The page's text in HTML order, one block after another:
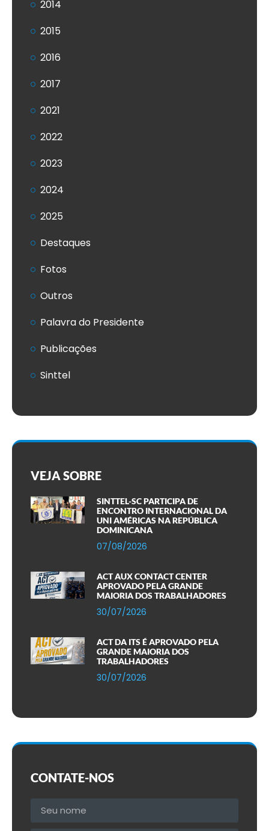
2014
2015
2016
2017
2021
2022
2023
2024
2025
Destaques
Fotos
Outros
Palavra do Presidente
Publicações
Sinttel
VEJA SOBRE
SINTTEL-SC PARTICIPA DE
ENCONTRO INTERNACIONAL DA
UNI AMÉRICAS NA REPÚBLICA
DOMINICANA
07/08/2026
ACT AUX CONTACT CENTER
APROVADO PELA GRANDE
MAIORIA DOS TRABALHADORES
30/07/2026
ACT DA ITS É APROVADO PELA
GRANDE MAIORIA DOS
TRABALHADORES
30/07/2026
CONTATE-NOS